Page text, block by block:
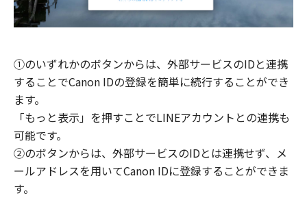
①のいずれかのボタンからは、外部サービスのIDと連携
することでCanon IDの登録を簡単に続行することができ
ます。
「もっと表示」を押すことでLINEアカウントとの連携も
可能です。
②のボタンからは、外部サービスのIDとは連携せず、メ
ールアドレスを用いてCanon IDに登録することができま
す。